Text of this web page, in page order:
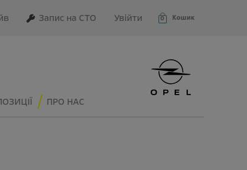
Запис на СТО Увійти 0 Кошик
ПРО НАС